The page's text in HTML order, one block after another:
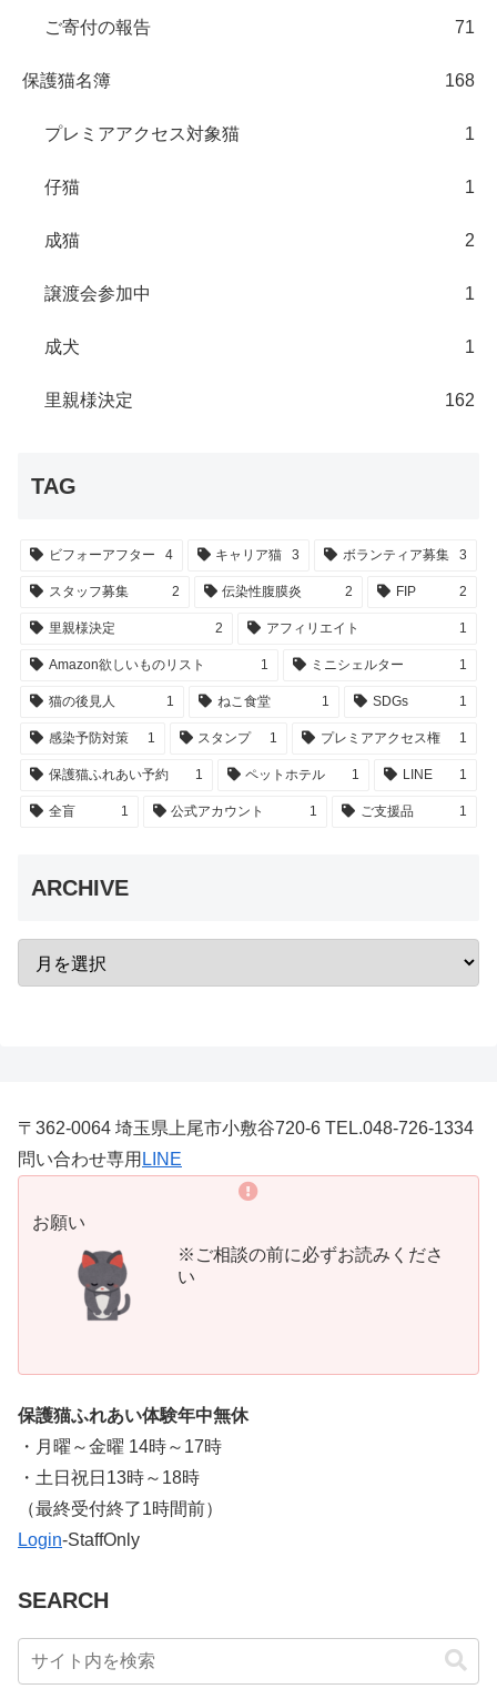
ご寄付の報告 71
保護猫名簿 168
プレミアアクセス対象猫 1
仔猫 1
成猫 2
譲渡会参加中 1
成犬 1
里親様決定 162
TAG
ビフォーアフター 4 キャリア猫 3 ボランティア募集 3
スタッフ募集 2 伝染性腹膜炎 2 FIP 2
里親様決定 2 アフィリエイト 1
Amazon欲しいものリスト 1 ミニシェルター 1
猫の後見人 1 ねこ食堂 1 SDGs 1
感染予防対策 1 スタンプ 1 プレミアアクセス権 1
保護猫ふれあい予約 1 ペットホテル 1 LINE 1
全盲 1 公式アカウント 1 ご支援品 1
ARCHIVE
〒362-0064 埼玉県上尾市小敷谷720-6 TEL.048-726-1334
問い合わせ専用 LINE
お願い
※ご相談の前に必ずお読みくださ
い
保護猫ふれあい体験年中無休
・月曜～金曜 14時～17時
・土日祝日13時～18時
​（最終受付終了1時間前）
Login-StaffOnly
SEARCH